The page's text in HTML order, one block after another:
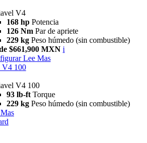
V4
168 hp Potencia
126 Nm Par de apriete
229 kg Peso húmedo (sin combustible)
$661,900 MXN i
Lee Mas
V4 100
V4 100
93 lb-ft Torque
229 kg Peso húmedo (sin combustible)